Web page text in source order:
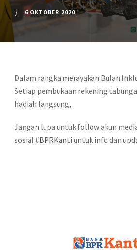
6 OKTOBER 2020
Dalam rangka merayakan Bulan
Setiap pembukaan rekening
hadiah langsung,
Jangan lupa untuk follow akun
sosial #BPRKanti untuk info dan